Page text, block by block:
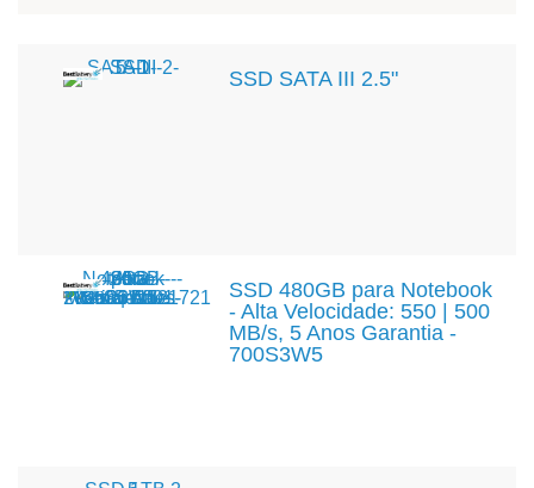
SSD SATA III 2.5"
SSD 480GB para Notebook
- Alta Velocidade: 550 | 500
MB/s, 5 Anos Garantia -
700S3W5